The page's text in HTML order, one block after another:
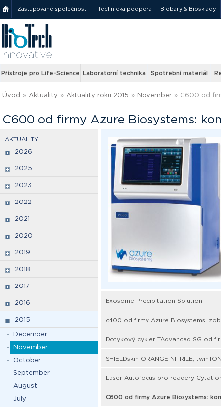
Zastupované společnosti Technická podpora Biobary & Biosklady
Přístroje pro Life-Science Laboratorní technika Spotřební materiál
Úvod » Aktuality » Aktuality roku 2015 » November » C600 od
C600 od firmy Azure Biosystems:
AKTUALITY
2026
2025
2023
2022
2021
2020
2019
2018
2017
2016
2015
December
November
October
September
August
July
Exosome Precipitation Solution
c400 od firmy Azure Biosystems:
Dotykový cykler TAdvanced SG od
SHIELDskin ORANGE NITRILE,
Laser Autofocus pro readery
C600 od firmy Azure Biosystems: